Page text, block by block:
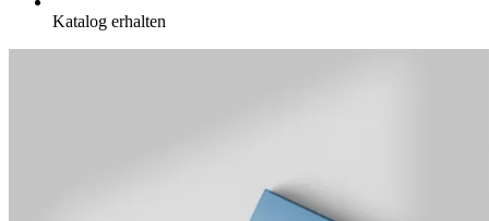
Katalog erhalten